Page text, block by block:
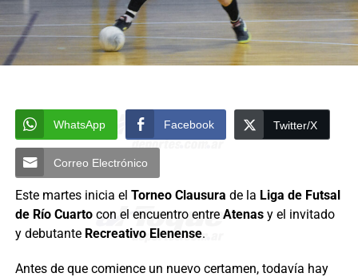
WhatsApp Facebook Twitter/X
Correo Electrónico
Este martes inicia el Torneo Clausura de la Liga de Futsal
de Río Cuarto con el encuentro entre Atenas y el invitado
y debutante Recreativo Elenense.
Antes de que comience un nuevo certamen, todavía hay